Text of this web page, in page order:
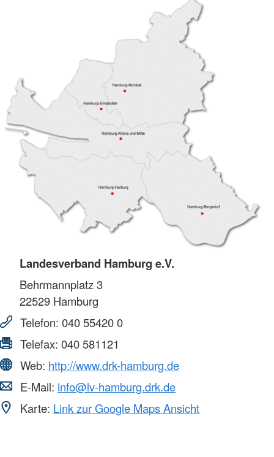
Landesverband Hamburg e.V.
Behrmannplatz 3
22529 Hamburg
Telefon: 040 55420 0
Telefax: 040 581121
Web: http://www.drk-hamburg.de
E-Mail: info@lv-hamburg.drk.de
Karte: Link zur Google Maps Ansicht